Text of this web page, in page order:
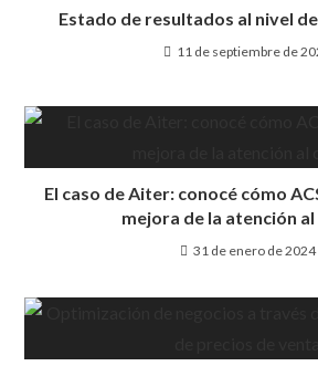
Estado de resultados al nivel
11 de septiembre de
El caso de Aiter: conocé cómo
mejora de la atención
31 de enero de 2024